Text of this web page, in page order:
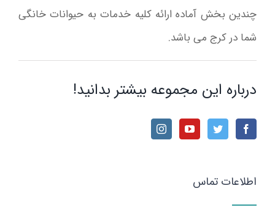
چندین بخش آماده ارائه کلیه خدمات به حیوانات خانگی
شما در کرج می باشد.
درباره این مجموعه بیشتر بدانید!
اطلاعات تماس